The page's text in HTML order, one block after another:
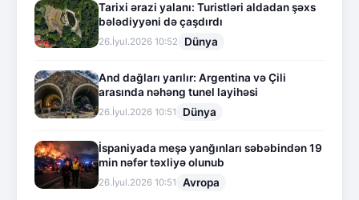
Tarixi ərazi yalanı: Turistləri aldadan şəxs
bələdiyyəni də çaşdırdı
26.İyul.2026 10:52 Dünya
And dağları yarılır: Argentina və Çili
arasında nəhəng tunel layihəsi
26.İyul.2026 10:51 Dünya
İspaniyada meşə yanğınları səbəbindən 19
min nəfər təxliyə olunub
26.İyul.2026 10:51 Avropa